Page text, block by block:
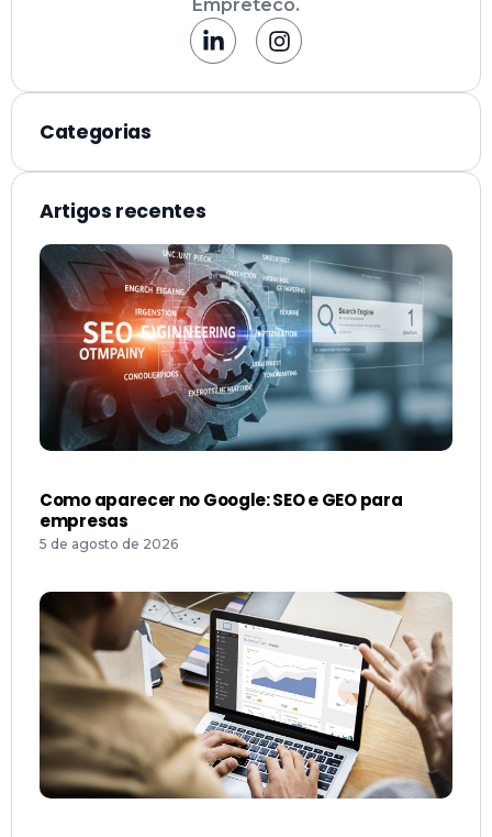
Empreteco.
Categorias
Artigos recentes
Como aparecer no Google: SEO e GEO para
empresas
5 de agosto de 2026